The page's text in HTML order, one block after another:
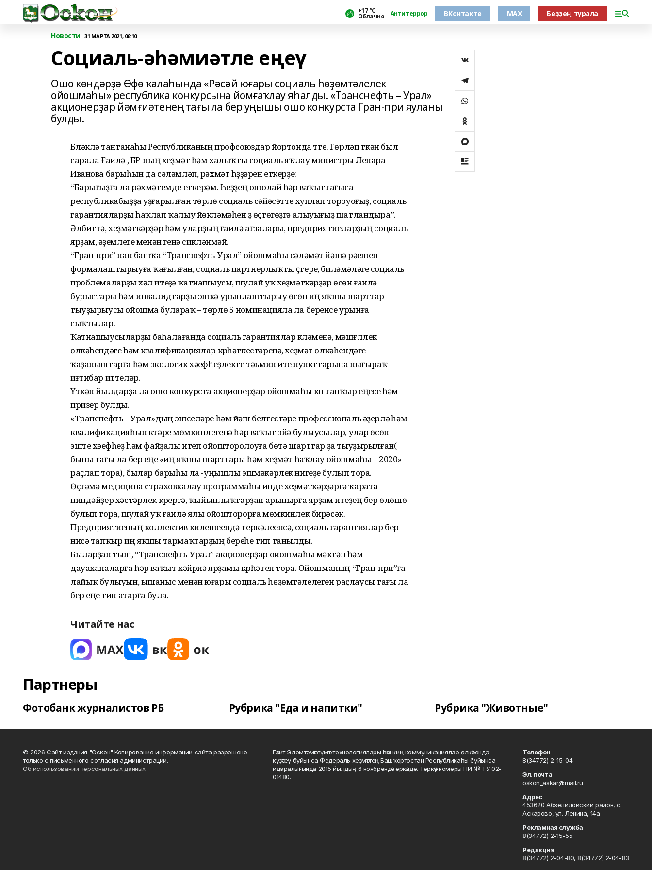
+17 °С
Облачно Антитеррор ВКонтакте MAX Беҙҙең турала
Новости 31 МАРТА 2021, 06:10
Социаль-әһәмиәтле еңеү
Ошо көндәрҙә Өфө ҡалаһында «Рәсәй юғары социаль һөҙөмтәлелек
ойошмаһы» республика конкурсына йомғаҡлау яһалды. «Транснефть – Урал»
акционерҙар йәмғиәтенең тағы ла бер уңышы ошо конкурста Гран-при яуланы
булды.
Бүләкләү тантанаһы Республиканың профсоюздар йортонда үтте. Гөрләп үткән был
сарала Ғаилә , БР-ның хеҙмәт һәм халыҡты социаль яҡлау министры Ленара
Иванова барыһын да сәләмләп, рәхмәт һүҙҙәрен еткерҙе:
“Барығыҙға ла рәхмәтемде еткерәм. Һеҙҙең ошолай һәр ваҡыттағыса
республикабыҙҙа уҙғарылған төрлө социаль сәйәсәтте хуплап тороуоғыҙ, социаль
гарантияларҙы һаҡлап ҡалыу йөкләмәһен үҙ өҫтөгөҙгә алыуығыҙ шатландыра”.
Әлбиттә, хеҙмәткәрҙәр һәм уларҙың ғаилә ағзалары, предприятиеларҙың социаль
ярҙам, әүҙемлеге менән генә сикләнмәй.
“Гран-при” нан башҡа “Транснефть-Урал” ойошмаһы сәләмәт йәшәү рәүешен
формалаштырыуға ҡағылған, социаль партнерлыҡты үҫтереү, биләмәләге социаль
проблемаларҙы хәл итеүҙә ҡатнашыусы, шулай уҡ хеҙмәткәрҙәр өсөн ғаилә
бурыстары һәм инвалидтарҙы эшкә урынлаштырыу өсөн иң яҡшы шарттар
тыуҙырыусы ойошма булараҡ – төрлө 5 номинацияла ла беренсе урынға
сыҡтылар.
Ҡатнашыусыларҙы баһалағанда социаль гарантиялар күләменә, мәшғүллек
өлкәһендәге һәм квалификациялар күрһәткестәренә, хеҙмәт өлкәһендәге
ҡаҙаныштарға һәм экологик хәүефһеҙлекте тәьмин итеү пункттарына нығыраҡ
иғтибар иттеләр.
Үткән йылдарҙа ла ошо конкурста акционерҙар ойошмаһы күп тапҡыр еңеүсе һәм
призер булды.
«Транснефть – Урал»дың эшселәре һәм йәш белгестәре профессиональ әҙерләү һәм
квалификацияһын күтәреү мөмкинлегенә һәр ваҡыт эйә булыусылар, улар өсөн
эште хәүефһеҙ һәм файҙалы итеп ойошторолоуға бөтә шарттар ҙа тыуҙырылған(
быны тағы ла бер еңеү «иң яҡшы шарттары һәм хеҙмәт һаҡлау ойошмаһы – 2020»
раҫлап тора), былар барыһы ла -уңышлы эшмәкәрлек нигеҙе булып тора.
Өҫтәмә медицина страховкалау программаһы инде хеҙмәткәрҙәргә ҡарата
ниндәйҙер хәстәрлек күрергә, ҡыйынлыҡтарҙан арынырға ярҙам итеүҙең бер өлөшө
булып тора, шулай уҡ ғаилә ялы ойошторорға мөмкинлек бирәсәк.
Предприятиеның коллектив килешеүендә теркәлеүенсә, социаль гарантиялар бер
нисә тапҡыр иң яҡшы тармаҡтарҙың береһе тип танылды.
Быларҙан тыш, “Транснефть-Урал” акционерҙар ойошмаһы мәктәп һәм
дауаханаларға һәр ваҡыт хәйриә ярҙамы күрһәтеп тора. Ойошманың “Гран-при”ға
лайыҡ булыуын, ышаныс менән юғары социаль һөҙөмтәлелеген раҫлаусы тағы ла
бер еңеү тип атарға була.
Читайте нас
Партнеры
Фотобанк журналистов РБ Рубрика "Еда и напитки" Рубрика "Животные"
© 2026 Сайт издания "Оскон" Копирование информации сайта разрешено
только с письменного согласия администрации.
Об использовании персональных данных
Гәзит Элемтә, мәғлүмәт технологиялары һәм киң коммуникациялар өлкәһендә
күҙәтеү буйынса Федераль хеҙмәттең Башҡортостан Республикаһы буйынса
идаралығында 2015 йылдың 6 ноябрендә теркәлде. Теркәү номеры ПИ № ТУ 02-
01480.
Телефон
8(34772) 2-15-04
Эл. почта
oskon_askar@mail.ru
Адрес
453620 Абзелиловский район, с.
Аскарово, ул. Ленина, 14а
Рекламная служба
8(34772) 2-15-55
Редакция
8(34772) 2-04-80, 8(34772) 2-04-83